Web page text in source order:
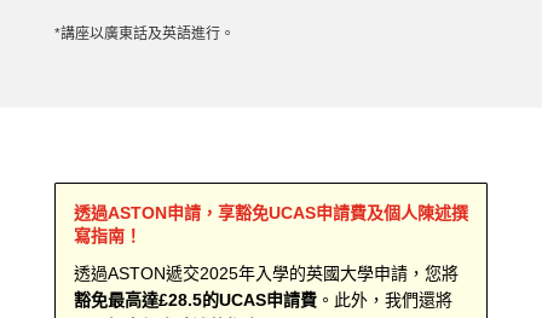
*講座以廣東話及英語進行。
透過ASTON申請，享豁免UCAS申請費及個人陳述撰
寫指南！
透過ASTON遞交2025年入學的英國大學申請，您將
豁免最高達£28.5的UCAS申請費。此外，我們還將